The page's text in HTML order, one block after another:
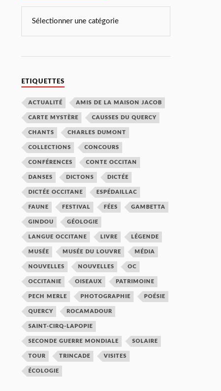
ETIQUETTES
ACTUALITÉ AMIS DE LA MAISON JACOB
CARTE MYSTÈRE CAUSSES DU QUERCY
CHANTS CHARLES DUMONT
COLLECTIONS CONCOURS
CONFÉRENCES CONTE OCCITAN
DANSES DICTONS DICTÉE
DICTÉE OCCITANE ESPÉDAILLAC
FAUNE FESTIVAL FÉES GAMBETTA
GINDOU GÉOLOGIE
LANGUE OCCITANE LIVRE LÉGENDE
MUSÉE MUSÉE DU LOUVRE MÉDIA
NOUVELLES NOUVELLES OC
OCCITANIE OISEAUX PATRIMOINE
PECH MERLE PHOTOGRAPHIE POÉSIE
QUERCY ROCAMADOUR
SAINT-CIRQ-LAPOPIE
SECONDE GUERRE MONDIALE SOLAIRE
TOUR TRINCADE VISITES
ÉCOLOGIE